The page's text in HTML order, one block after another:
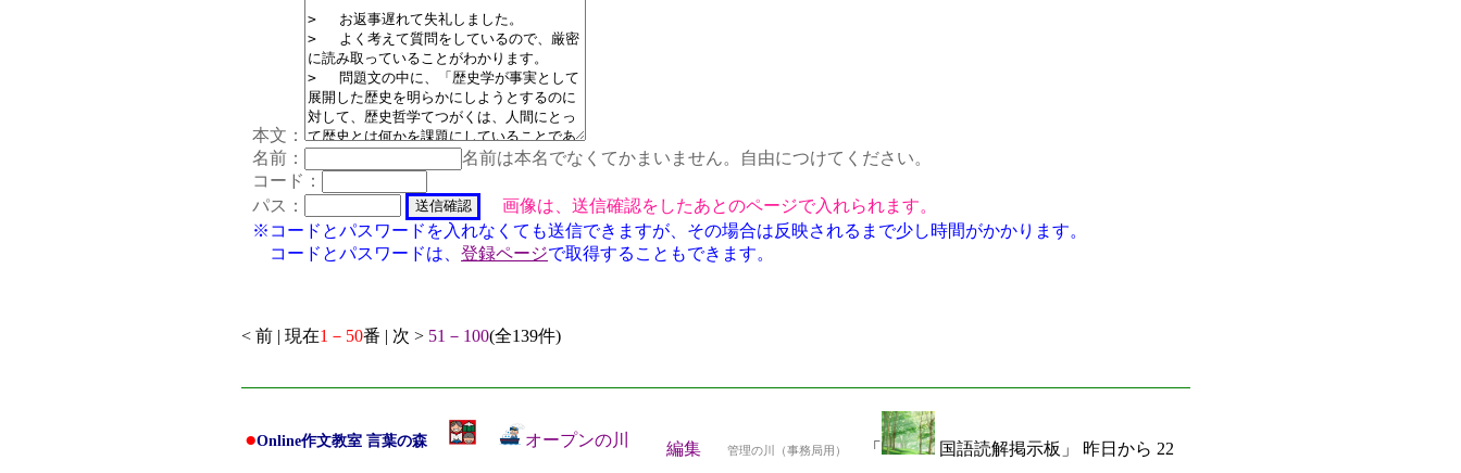
本文：
名前：
名前は本名でなくてかまいません。自由につけてください。
コード：
パス：
画像は、送信確認をしたあとのページで入れられます。
※コードとパスワードを入れなくても送信できますが、その場合は反映されるまで少し時間がかかります。
コードとパスワードは、 登録ページで取得することもできます。
< 前 | 現在1－50番 | 次 > 51－100(全139件)
●Online作文教室 言葉の森 オープンの川 編集 管理の川（事務局用） 「 国語読解掲示板」 昨日から 22